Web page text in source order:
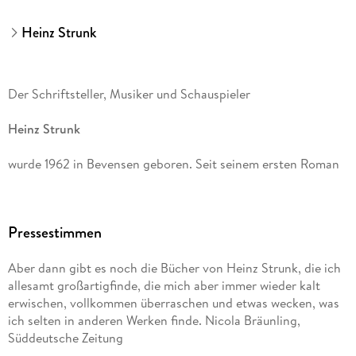
Heinz Strunk
Der Schriftsteller, Musiker und Schauspieler
Heinz Strunk
wurde 1962 in Bevensen geboren. Seit seinem ersten Roman
hat er 16 weitere Bücher veröffentlicht.
Der goldene Handschuh
stand monatelang auf der Bestsellerliste; die Verfilmung lief
im Wettbewerb der Berlinale. 2016 wurde der Autor mit dem
Wilhelm Raabe-Literaturpreis geehrt. Seine Romane
Pressestimmen
Aber dann gibt es noch die Bücher von Heinz Strunk, die ich
allesamt großartigfinde, die mich aber immer wieder kalt
erwischen, vollkommen überraschen und etwas wecken, was
ich selten in anderen Werken finde. Nicola Bräunling,
Süddeutsche Zeitung